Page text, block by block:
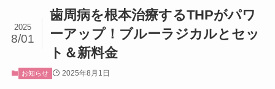
歯周病を根本治療するTHPがパワ
ーアップ！ブルーラジカルとセッ
ト＆新料金
2025
8/01
お知らせ 2025年8月1日